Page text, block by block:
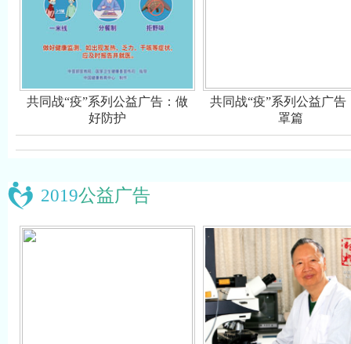
共同战“疫”系列公益广告：做
好防护
共同战“疫”系列公益广告
罩篇
2019公益广告